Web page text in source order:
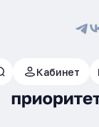
Кабинет